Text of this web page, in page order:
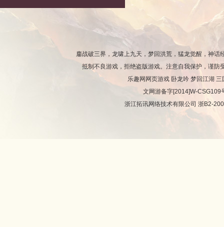
鏖战破三界，龙啸上九天，梦回洪荒，猛龙觉醒，神
抵制不良游戏，拒绝盗版游戏。注意自我保护，谨
乐趣网网页游戏 卧龙吟 梦回江湖 三
文网游备字[2014]W-
浙江拓讯网络技术有限公司 浙B2-